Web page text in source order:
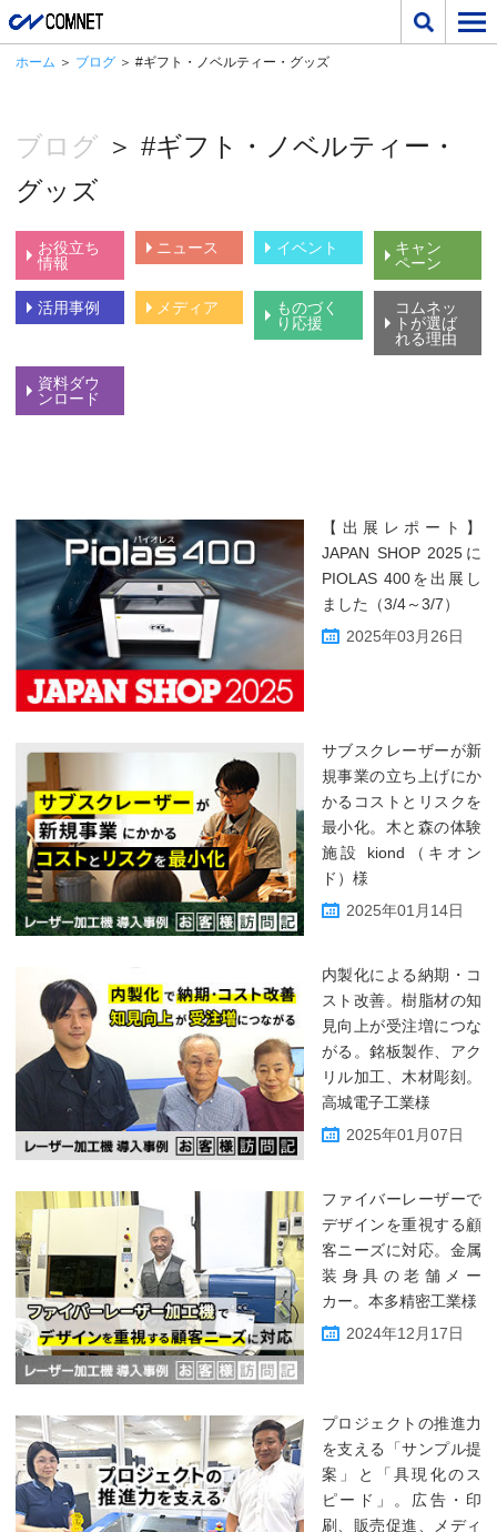
ホーム ＞ ブログ ＞ #ギフト・ノベルティー・グッズ
ブログ ＞ #ギフト・ノベルティー・
グッズ
お役立ち
情報
ニュース イベント
キャン
ペーン
活用事例 メディア
ものづく
り応援
コムネッ
トが選ば
れる理由
資料ダウ
ンロード
【出展レポート】
JAPAN SHOP 2025に
PIOLAS 400を出展し
ました（3/4～3/7）
2025年03月26日
サブスクレーザーが新
規事業の立ち上げにか
かるコストとリスクを
最小化。木と森の体験
施設 kiond（キオン
ド）様
2025年01月14日
内製化による納期・コ
スト改善。樹脂材の知
見向上が受注増につな
がる。銘板製作、アク
リル加工、木材彫刻。
高城電子工業様
2025年01月07日
ファイバーレーザーで
デザインを重視する顧
客ニーズに対応。金属
装身具の老舗メー
カー。本多精密工業様
2024年12月17日
プロジェクトの推進力
を支える「サンプル提
案」と「具現化のス
ピード」。広告・印
刷、販売促進、メディ